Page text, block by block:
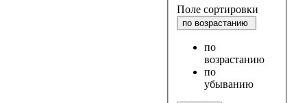
Поле сортировки
по возрастанию
по
возрастанию
по
убыванию